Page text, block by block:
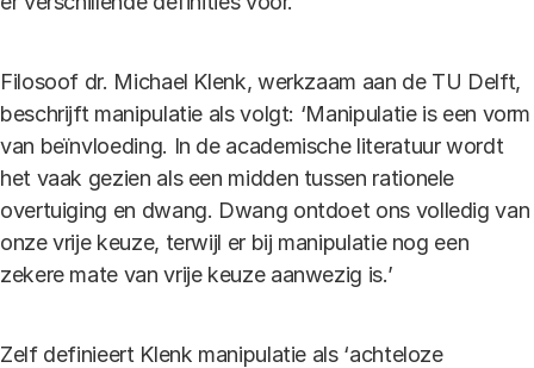
Filosoof dr. Michael Klenk, werkzaam aan de TU Delft,
beschrijft manipulatie als volgt: ‘Manipulatie is een vorm
van beïnvloeding. In de academische literatuur wordt
het vaak gezien als een midden tussen rationele
overtuiging en dwang. Dwang ontdoet ons volledig van
onze vrije keuze, terwijl er bij manipulatie nog een
zekere mate van vrije keuze aanwezig is.’
Zelf definieert Klenk manipulatie als ‘achteloze